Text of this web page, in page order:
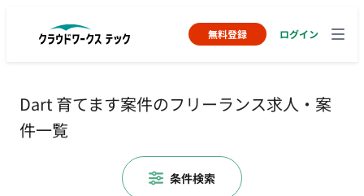
無料登録 ログイン
Dart 育てます案件のフリーランス求人・案
件一覧
条件検索